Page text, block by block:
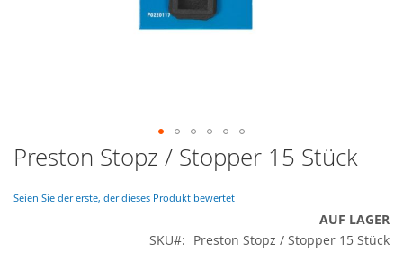
Zum
Anfang
Bildergalerie
Preston Stopz / Stopper 15 Stück
Seien Sie der erste, der dieses Produkt bewertet
AUF LAGER
SKU
Preston Stopz / Stopper 15 Stück